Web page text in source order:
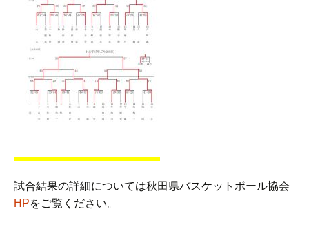
試合結果の詳細については秋田県バスケットボール協会
HPをご覧ください。